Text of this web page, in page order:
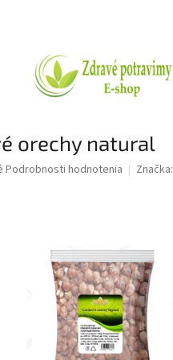
orechy natural
Podrobnosti hodnotenia Značka: